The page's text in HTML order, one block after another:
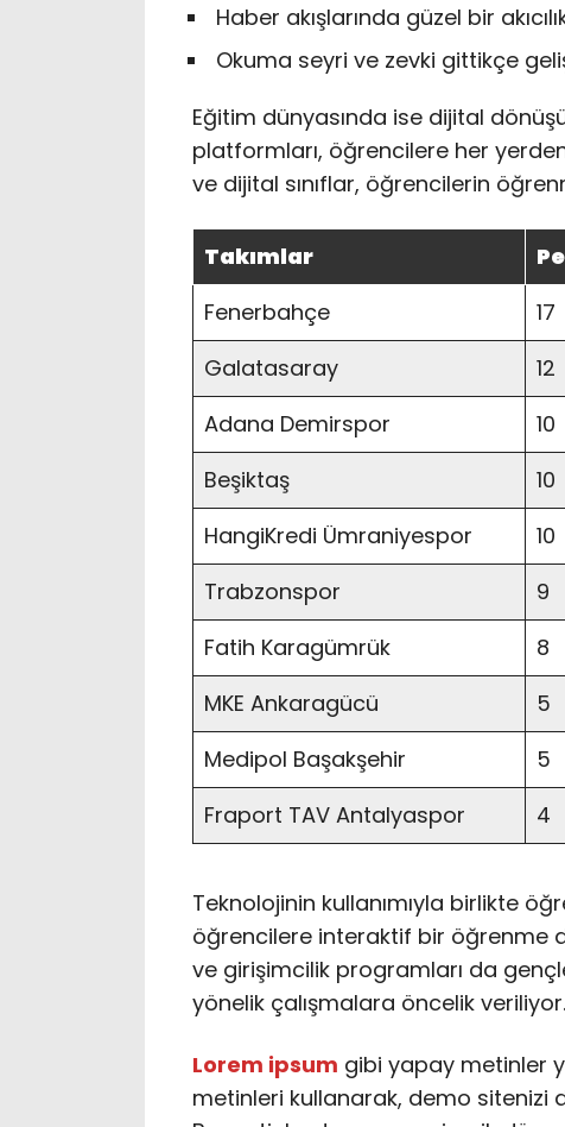
Haber akışlarında güzel bir
Okuma seyri ve zevki gittikçe
Eğitim dünyasında ise dijital
platformları, öğrencilere her
ve dijital sınıflar, öğrencilerin
Takımlar
Fenerbahçe
17
Galatasaray
12
Adana Demirspor
10
Beşiktaş
10
HangiKredi Ümraniyespor
10
Trabzonspor
9
Fatih Karagümrük
8
MKE Ankaragücü
5
Medipol Başakşehir
5
Fraport TAV Antalyaspor
4
Teknolojinin kullanımıyla birlikte
öğrencilere interaktif bir öğrenme
ve girişimcilik programları da
yönelik çalışmalara öncelik veriliyor.
Lorem ipsum gibi yapay metinler
metinleri kullanarak, demo sitenizi